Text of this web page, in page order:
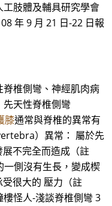
工肢體及輔具研究學會
年 9 月 21 日-22 日報
椎側彎、神經肌肉病
天性脊椎側彎
膝通常與脊椎的異常有
）異常： 屬於先
不完全而造成（註
一側沒有生長，變成楔
很大的 壓力（註
怪人-淺談脊椎側彎 3